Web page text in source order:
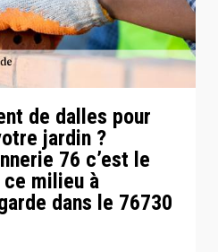
de dalles pour
jardin ?
76 c’est le
milieu à
dans le 76730